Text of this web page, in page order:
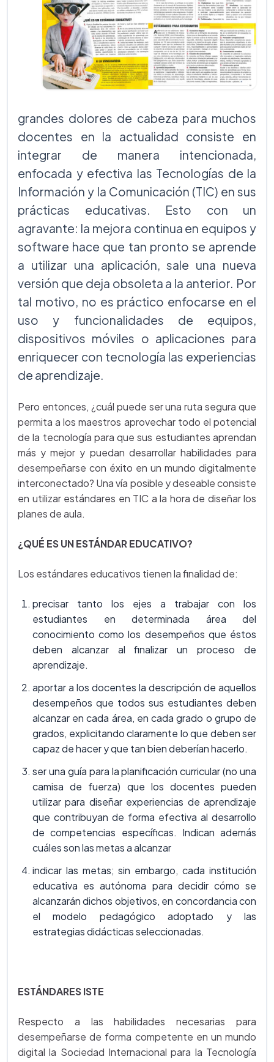
grandes dolores de cabeza para muchos
docentes en la actualidad consiste en
integrar de manera intencionada,
enfocada y efectiva las Tecnologías de la
Información y la Comunicación (TIC) en sus
prácticas educativas. Esto con un
agravante: la mejora continua en equipos y
software hace que tan pronto se aprende
a utilizar una aplicación, sale una nueva
versión que deja obsoleta a la anterior. Por
tal motivo, no es práctico enfocarse en el
uso y funcionalidades de equipos,
dispositivos móviles o aplicaciones para
enriquecer con tecnología las experiencias
de aprendizaje.
Pero entonces, ¿cuál puede ser una ruta segura que
permita a los maestros aprovechar todo el potencial
de la tecnología para que sus estudiantes aprendan
más y mejor y puedan desarrollar habilidades para
desempeñarse con éxito en un mundo digitalmente
interconectado? Una vía posible y deseable consiste
en utilizar estándares en TIC a la hora de diseñar los
planes de aula.
¿QUÉ ES UN ESTÁNDAR EDUCATIVO?
Los estándares educativos tienen la finalidad de:
precisar tanto los ejes a trabajar con los
estudiantes en determinada área del
conocimiento como los desempeños que éstos
deben alcanzar al finalizar un proceso de
aprendizaje.
aportar a los docentes la descripción de aquellos
desempeños que todos sus estudiantes deben
alcanzar en cada área, en cada grado o grupo de
grados, explicitando claramente lo que deben ser
capaz de hacer y que tan bien deberían hacerlo.
ser una guía para la planificación curricular (no una
camisa de fuerza) que los docentes pueden
utilizar para diseñar experiencias de aprendizaje
que contribuyan de forma efectiva al desarrollo
de competencias específicas. Indican además
cuáles son las metas a alcanzar
indicar las metas; sin embargo, cada institución
educativa es autónoma para decidir cómo se
alcanzarán dichos objetivos, en concordancia con
el modelo pedagógico adoptado y las
estrategias didácticas seleccionadas.
ESTÁNDARES ISTE
Respecto a las habilidades necesarias para
desempeñarse de forma competente en un mundo
digital la Sociedad Internacional para la Tecnología